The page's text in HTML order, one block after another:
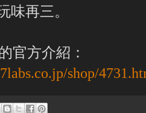
味再三。
官方介紹：
shop/